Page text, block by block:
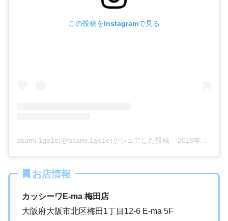
この投稿をInstagramで見る
asami.1go1e(@asami.1go1e)がシェアした投稿 – 2019年 9月月16日午後5時59分PDT
お店情報
カッシーワE-ma 梅田店
大阪府大阪市北区梅田1丁目12-6 E-ma 5F